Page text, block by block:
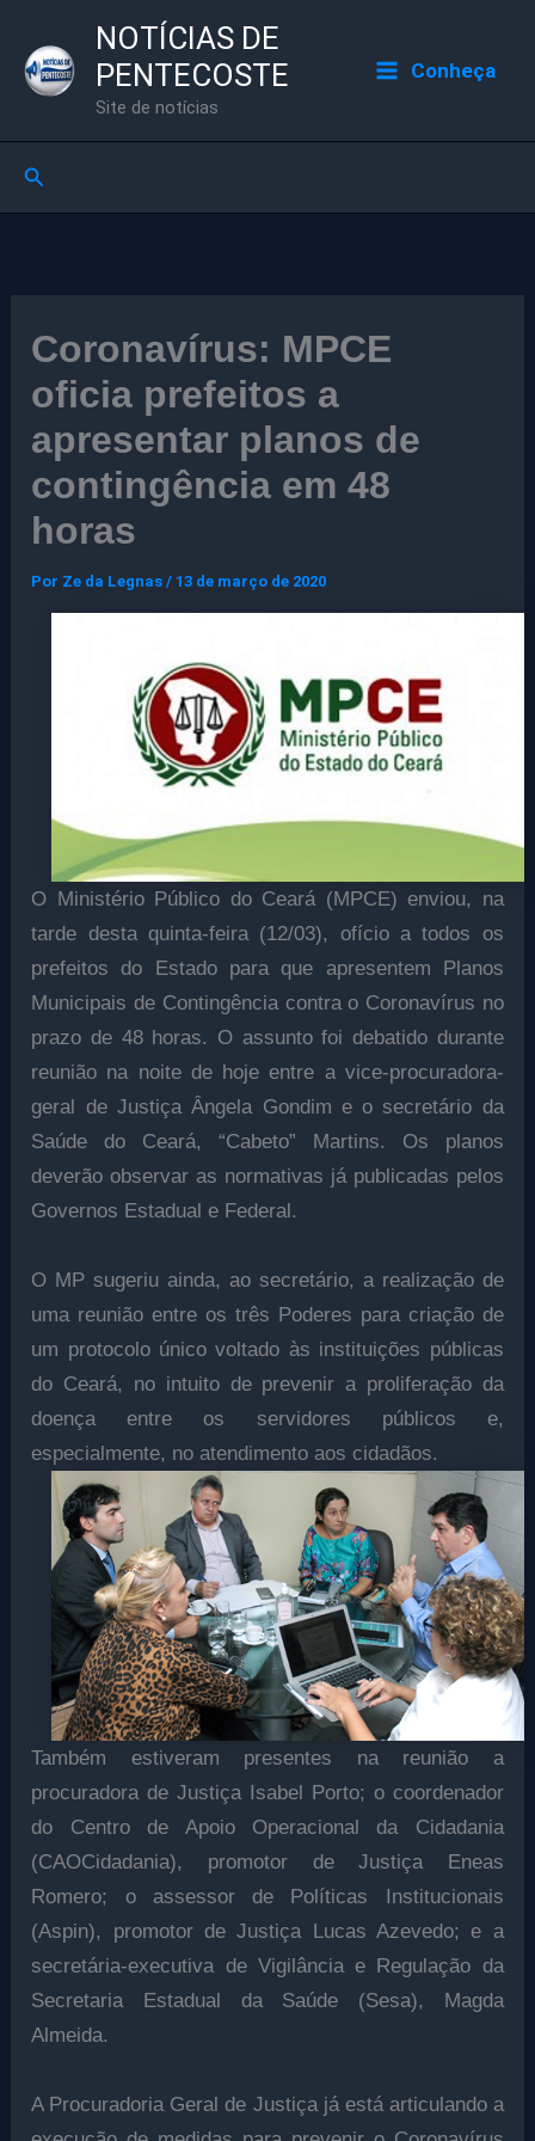
para
NOTÍCIAS DE
PENTECOSTE
Site de notícias
Conheça
Pesquisar
Coronavírus: MPCE
oficia prefeitos a
apresentar planos de
contingência em 48
horas
Por Ze da Legnas/ 13 de março de 2020
O Ministério Público do Ceará (MPCE) enviou, na
tarde desta quinta-feira (12/03), ofício a todos os
prefeitos do Estado para que apresentem Planos
Municipais de Contingência contra o Coronavírus no
prazo de 48 horas. O assunto foi debatido durante
reunião na noite de hoje entre a vice-procuradora-
geral de Justiça Ângela Gondim e o secretário da
Saúde do Ceará, “Cabeto” Martins. Os planos
deverão observar as normativas já publicadas pelos
Governos Estadual e Federal.
O MP sugeriu ainda, ao secretário, a realização de
uma reunião entre os três Poderes para criação de
um protocolo único voltado às instituições públicas
do Ceará, no intuito de prevenir a proliferação da
doença entre os servidores públicos e,
especialmente, no atendimento aos cidadãos.
Também estiveram presentes na reunião a
procuradora de Justiça Isabel Porto; o coordenador
do Centro de Apoio Operacional da Cidadania
(CAOCidadania), promotor de Justiça Eneas
Romero; o assessor de Políticas Institucionais
(Aspin), promotor de Justiça Lucas Azevedo; e a
secretária-executiva de Vigilância e Regulação da
Secretaria Estadual da Saúde (Sesa), Magda
Almeida.
A Procuradoria Geral de Justiça já está articulando a